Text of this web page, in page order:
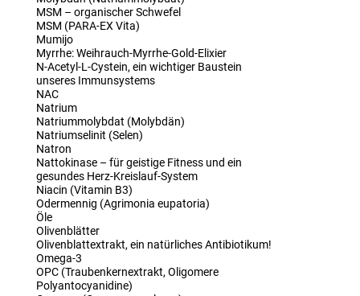
MSM – organischer Schwefel
MSM (PARA-EX Vita)
Mumijo
Myrrhe: Weihrauch-Myrrhe-Gold-Elixier
N-Acetyl-L-Cystein, ein wichtiger Baustein
unseres Immunsystems
NAC
Natrium
Natriummolybdat (Molybdän)
Natriumselinit (Selen)
Natron
Nattokinase – für geistige Fitness und ein
gesundes Herz-Kreislauf-System
Niacin (Vitamin B3)
Odermennig (Agrimonia eupatoria)
Öle
Olivenblätter
Olivenblattextrakt, ein natürliches Antibiotikum!
Omega-3
OPC (Traubenkernextrakt, Oligomere
Polyantocyanidine)